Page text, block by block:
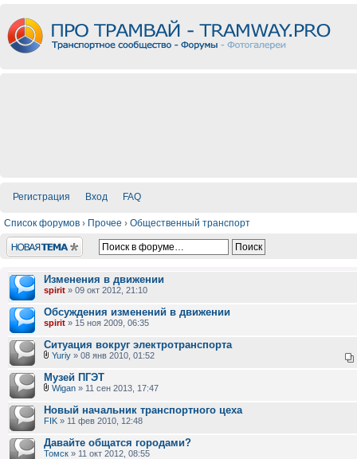
Регистрация Вход FAQ
Список форумов › Прочее › Общественный транспорт
Новая тема
Изменения в движении
spirit » 09 окт 2012, 21:10
Обсуждения изменений в движении
spirit » 15 ноя 2009, 06:35
Ситуация вокруг электротранспорта
Yuriy » 08 янв 2010, 01:52
Музей ПГЭТ
Wigan » 11 сен 2013, 17:47
Новый начальник транспортного цеха
FIK » 11 фев 2010, 12:48
Давайте общатся городами?
Томск » 11 окт 2012, 08:55